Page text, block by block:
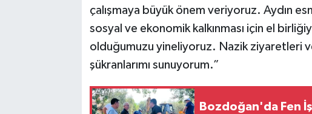
çalışmaya büyük önem veriyoruz. Aydın
sosyal ve ekonomik kalkınması için el
olduğumuzu yineliyoruz. Nazik ziyaretleri
şükranlarımı sunuyorum.”
Bozdoğan'da Fen